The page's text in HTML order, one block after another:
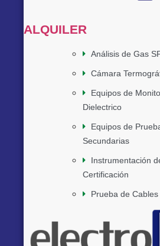
ALQUILER
Análisis de Gas
Cámara
Equipos de
Dielectrico
Equipos de
Secundarias
Instrumentación
Certificación
Prueba de Cables